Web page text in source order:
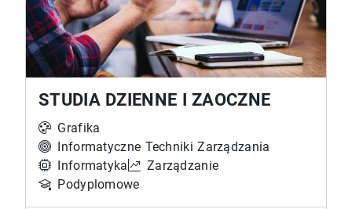
STUDIA DZIENNE I ZAOCZNE
Grafika
Informatyczne Techniki Zarządzania
Informatyka
Zarządzanie
Podyplomowe